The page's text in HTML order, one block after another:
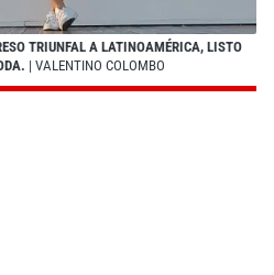
TRIUNFAL A LATINOAMÉRICA, LISTO
| VALENTINO COLOMBO